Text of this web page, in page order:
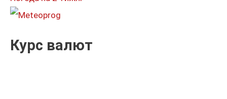
:
Курс валют